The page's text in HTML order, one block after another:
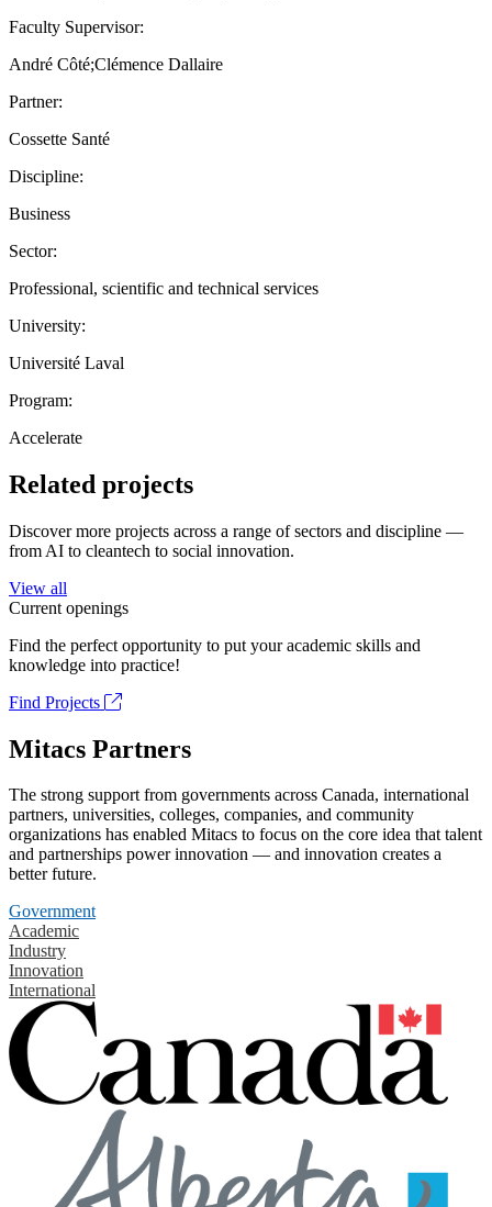
Faculty Supervisor:
André Côté;Clémence Dallaire
Partner:
Cossette Santé
Discipline:
Business
Sector:
Professional, scientific and technical services
University:
Université Laval
Program:
Accelerate
Related projects
Discover more projects across a range of sectors and discipline —
from AI to cleantech to social innovation.
View all
Current openings
Find the perfect opportunity to put your academic skills and
knowledge into practice!
Find Projects
Mitacs Partners
The strong support from governments across Canada, international
partners, universities, colleges, companies, and community
organizations has enabled Mitacs to focus on the core idea that talent
and partnerships power innovation — and innovation creates a
better future.
Government
Academic
Industry
Innovation
International